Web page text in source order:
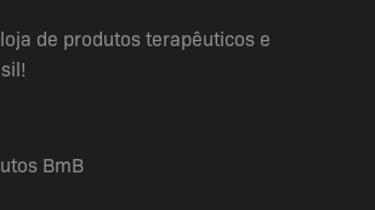
de produtos terapêuticos e
BmB